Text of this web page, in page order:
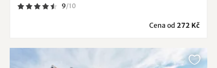
9/10
Cena od 272 Kč